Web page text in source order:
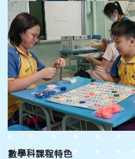
數學科課程特色